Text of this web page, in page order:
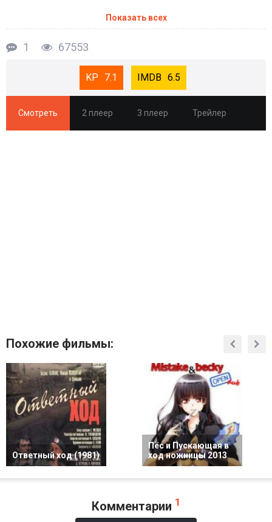
Показать всех
1 67553
7.1 6.5
Смотреть 2 плеер 3 плеер Трейлер
Похожие фильмы:
Ответный ход (1981)
Пёс и Пускающая в
ход ножницы 2013
Комментарии 1